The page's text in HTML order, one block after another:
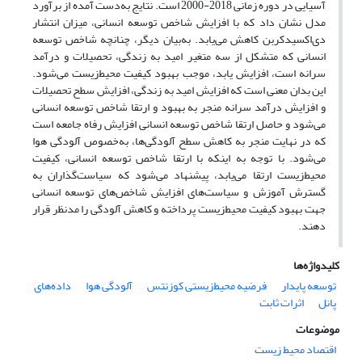
آسیایی در دوره زمانی 2018-2000 است. نتایج ‌به‌دست آمده از برآورد
مدل نشان داد که با افزایش شاخص توسعه انسانی، میزان انتشار
دی‌اکسیدکربن کاهش ‌می‌یابد. به‌بیان دیگر، چنانچه شاخص توسعه
انسانی که متشکل از سه متغیر امید به زندگی، تحصیلات و درآمد
سرانه است، افزایش یابد، موجب بهبود کیفیت ‌‌محیط‌زیست ‌می‌شود.
این بدان معنی است که افزایش امید به زندگی، افزایش سطح تحصیلات
و افزایش درآمد سرانه منجر به بهبود و ارتقا شاخص توسعه انسانی
‌می‌شود و حاصل ارتقا شاخص توسعه انسانی افزایش رفاه جامعه است
که در نهایت منجر به کاهش سطح آلودگی‌ها، به‌خصوص ‌‌آلودگی هوا
‌می‌شود. با توجه به اینکه با ارتقا شاخص توسعه انسانی، کیفیت
‌‌محیط‌زیست ارتقا ‌می‌یابد، پیشنهاد ‌می‌شود که سیاست‌گذاران به
گسترش آموزش و سیاست‌‌های افزایش شاخص‌‌های توسعه انسانی
جهت بهبود کیفیت ‌‌محیط‌زیست پرداخته و کاهش آلودگی را مدنظر قرار
دهند.
کلیدواژه‌ها
توسعه پایدار
فرضیه ‌‌‌‌محیط‌زیستی کوزنتس ‌‌آلودگی هوا داده‌‌های
پانل
اثرات ثابت
موضوعات
اقتصاد محیط زیست